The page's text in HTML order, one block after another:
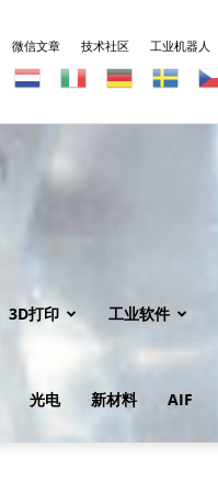
微信文章 技术社区 工业机器人
3D打印 工业软件
光电 新材料 AIF